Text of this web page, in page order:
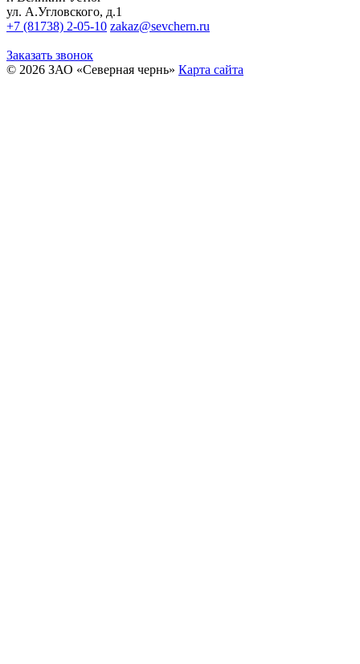
ул. А.Угловского, д.1
+7 (81738) 2-05-10 zakaz@sevchern.ru
Заказать звонок
© 2026 ЗАО «Северная чернь» Карта сайта